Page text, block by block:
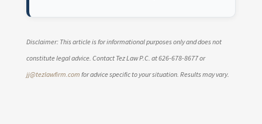
Disclaimer: This article is for informational purposes only and does not
constitute legal advice. Contact Tez Law P.C. at 626-678-8677 or
jj@tezlawfirm.com for advice specific to your situation. Results may vary.